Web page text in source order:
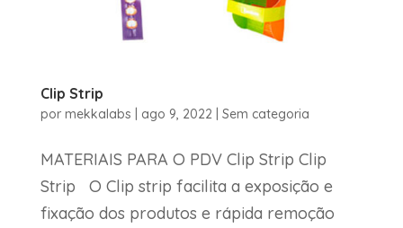
Clip Strip
por mekkalabs ago 9, 2022| Sem categoria
MATERIAIS PARA O PDV Clip Strip Clip
Strip O Clip strip facilita a exposição e
fixação dos produtos e rápida remoção